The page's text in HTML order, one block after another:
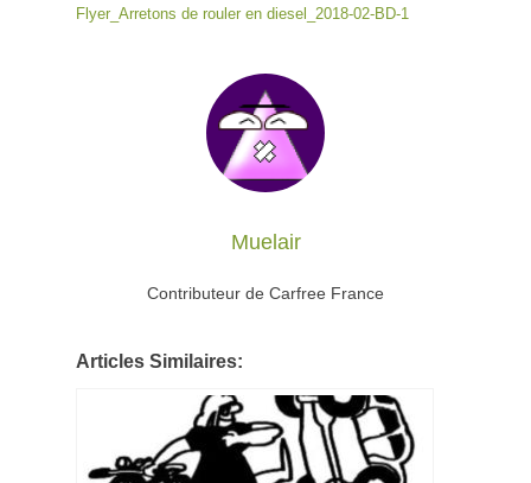
Flyer_Arretons de rouler en diesel_2018-02-BD-1
Muelair
Contributeur de Carfree France
Articles Similaires: